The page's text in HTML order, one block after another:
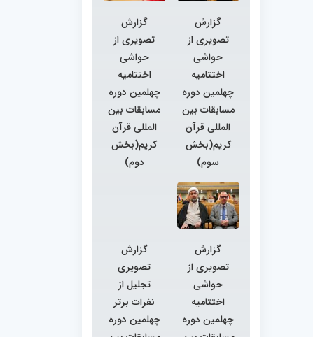
گزارش
تصویری از
حواشی
اختتامیه
چهلمین دوره
مسابقات بین
المللی قرآن
کریم(بخش
سوم)
گزارش
تصویری از
حواشی
اختتامیه
چهلمین دوره
مسابقات بین
المللی قرآن
کریم(بخش
دوم)
گزارش
تصویری از
حواشی
اختتامیه
چهلمین دوره
گزارش
تصویری
تجلیل از
نفرات برتر
چهلمین دوره